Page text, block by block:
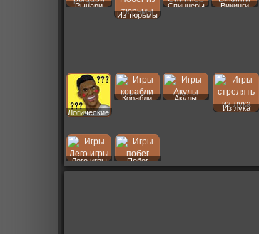
Рыцари
Из тюрьмы
Спиннеры
Викинги
Логические
Корабли
Акулы
Из лука
Лего игры Побег